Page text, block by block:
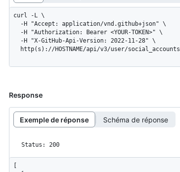
curl -L \
  http(s)://HOSTNAME/api/v3/user/social_accounts
Response
Exemple de réponse Schéma de réponse
Status: 200